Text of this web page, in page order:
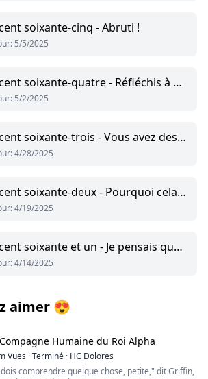
soixante-cinq - Abruti !
: 5/5/2025
soixante-quatre - Réfléchis à ce que tu as fait
: 5/2/2025
trois - Vous avez des problèmes maintenant
:4/28/2025
deux - Pourquoi cela vous viendrait-il à l'esprit ?
:4/19/2025
et un - Je pensais que nous en avions fini avec elle
:4/14/2025
aimer 😍
Humaine du Roi Alpha
Vues ·Terminé · HC Dolores
comprendre quelque chose, petite," dit Griffin,